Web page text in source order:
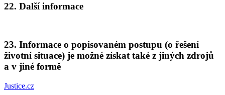
22. Další informace
23. Informace o popisovaném postupu (o řešení
životní situace) je možné získat také z jiných zdrojů
a v jiné formě
Justice.cz